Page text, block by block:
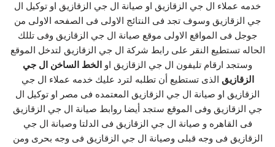
خدمه عملاء ال جي الزقازيق او صيانة ال جي الزقازيق او توكيل ال
جي الزقازيق وسوف تجد فى النتائج الاولى فى الصفحه الاولى من
جوجل فى المواقع الاولى موقع صيانة ال جي الزقازيق وفى تللك
الحاله تستطيع النقر على رابط شركة ال جي الزقازيق لتدخل الموقع
وستجد ارقام تليفون ال جي الزقازيق او الخط الساخن ال جي
الزقازيق الذى تستطيع أن تطلبه لترد عليك خدمه عملاء ال جي
الزقازيق او صيانة ال جي الزقازيق المعتمده فى مصر او توكيل ال
جي الزقازيق وفى الموقع ستجد أيضا روابط صيانة ال جي الزقازيق
فى القاهره و صيانة ال جي الزقازيق فى الدلتا وصيانة ال جي
الزقازيق فى وجه قبلى وصيانة ال جي الزقازيق فى وجه بحرى ومن